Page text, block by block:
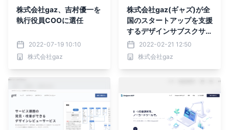
株式会社gaz、吉村優一を
執行役員COOに選任
2022-07-19 10:10
株式会社gaz
株式会社gaz(ギャズ)が全
国のスタートアップを支援
するデザインサブスクサー
ビス『beaverin 公式版』
を提供開始。
2022-02-21 12:50
株式会社gaz